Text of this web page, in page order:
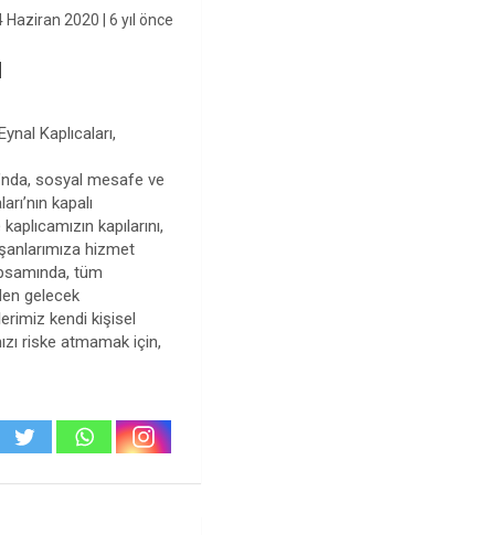
Haziran 2020 | 6 yıl önce
Kaplıcaları,
sosyal mesafe ve
kapalı
kapılarını,
hizmet
tüm
gelecek
kendi kişisel
riske atmamak için,